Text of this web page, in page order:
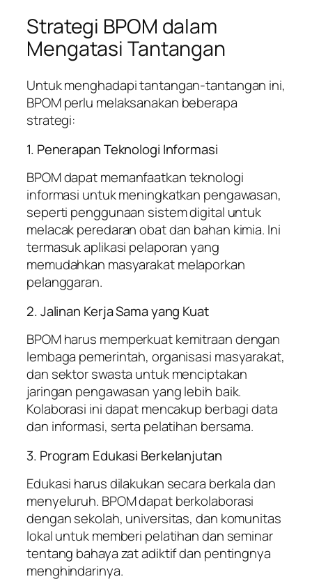
Strategi BPOM dalam
Mengatasi Tantangan
Untuk menghadapi tantangan-tantangan ini,
BPOM perlu melaksanakan beberapa
strategi:
1. Penerapan Teknologi Informasi
BPOM dapat memanfaatkan teknologi
informasi untuk meningkatkan pengawasan,
seperti penggunaan sistem digital untuk
melacak peredaran obat dan bahan kimia. Ini
termasuk aplikasi pelaporan yang
memudahkan masyarakat melaporkan
pelanggaran.
2. Jalinan Kerja Sama yang Kuat
BPOM harus memperkuat kemitraan dengan
lembaga pemerintah, organisasi masyarakat,
dan sektor swasta untuk menciptakan
jaringan pengawasan yang lebih baik.
Kolaborasi ini dapat mencakup berbagi data
dan informasi, serta pelatihan bersama.
3. Program Edukasi Berkelanjutan
Edukasi harus dilakukan secara berkala dan
menyeluruh. BPOM dapat berkolaborasi
dengan sekolah, universitas, dan komunitas
lokal untuk memberi pelatihan dan seminar
tentang bahaya zat adiktif dan pentingnya
menghindarinya.